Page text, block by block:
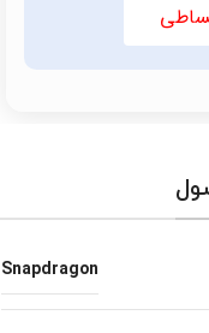
Snapdragon